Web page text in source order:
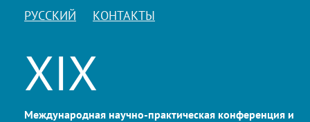
РУССКИЙ КОНТАКТЫ
XIX
Международная научно-практическая конференция и